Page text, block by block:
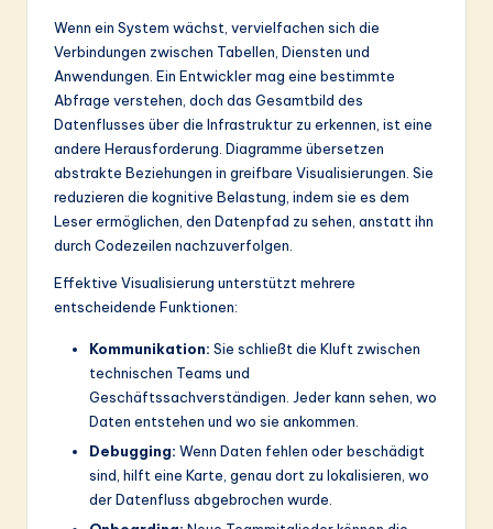
In
o
o
Wenn ein System wächst, vervielfachen sich die
Verbindungen zwischen Tabellen, Diensten und
Anwendungen. Ein Entwickler mag eine bestimmte
Abfrage verstehen, doch das Gesamtbild des
Datenflusses über die Infrastruktur zu erkennen, ist eine
andere Herausforderung. Diagramme übersetzen
abstrakte Beziehungen in greifbare Visualisierungen. Sie
reduzieren die kognitive Belastung, indem sie es dem
Leser ermöglichen, den Datenpfad zu sehen, anstatt ihn
durch Codezeilen nachzuverfolgen.
Effektive Visualisierung unterstützt mehrere
entscheidende Funktionen:
Kommunikation: Sie schließt die Kluft zwischen
technischen Teams und
Geschäftssachverständigen. Jeder kann sehen, wo
Daten entstehen und wo sie ankommen.
Debugging: Wenn Daten fehlen oder beschädigt
sind, hilft eine Karte, genau dort zu lokalisieren, wo
der Datenfluss abgebrochen wurde.